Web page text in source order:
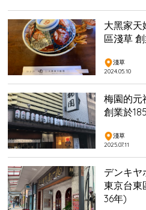
大黑家天
區淺草
淺草
2024.05.10
梅園的元
創業於
淺草
2025.07.11
デンキヤ
東京台東
36年)